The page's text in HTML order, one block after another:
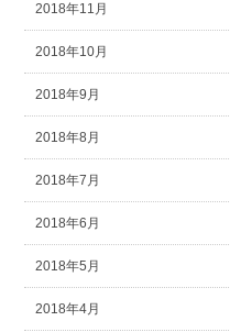
2018年11月
2018年10月
2018年9月
2018年8月
2018年7月
2018年6月
2018年5月
2018年4月